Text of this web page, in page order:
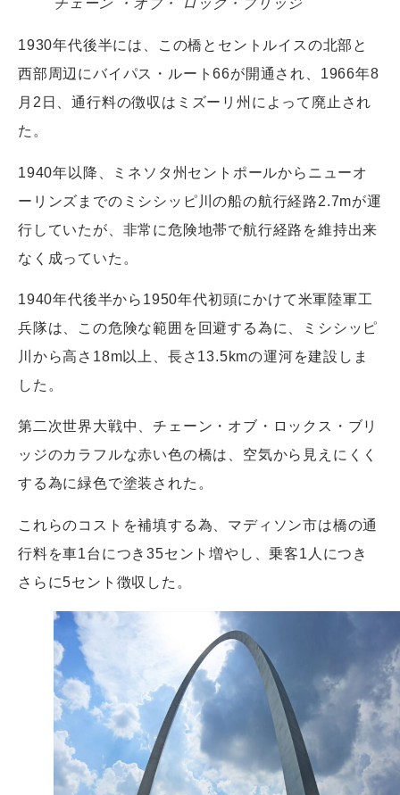
チェーン ・オブ・ ロック・ブリッジ
1930年代後半には、この橋とセントルイスの北部と
西部周辺にバイパス・ルート66が開通され、1966年8
月2日、通行料の徴収はミズーリ州によって廃止され
た。
1940年以降、ミネソタ州セントポールからニューオ
ーリンズまでのミシシッピ川の船の航行経路2.7mが運
行していたが、非常に危険地帯で航行経路を維持出来
なく成っていた。
1940年代後半から1950年代初頭にかけて米軍陸軍工
兵隊は、この危険な範囲を回避する為に、ミシシッピ
川から高さ18m以上、長さ13.5kmの運河を建設しま
した。
第二次世界大戦中、チェーン・オブ・ロックス・ブリ
ッジのカラフルな赤い色の橋は、空気から見えにくく
する為に緑色で塗装された。
これらのコストを補填する為、マディソン市は橋の通
行料を車1台につき35セント増やし、乗客1人につき
さらに5セント徴収した。